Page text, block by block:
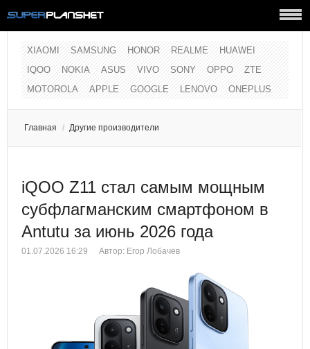
XIAOMI SAMSUNG HONOR REALME
HUAWEI
IQOO
NOKIA ASUS VIVO SONY OPPO
ZTE
MOTOROLA
APPLE GOOGLE LENOVO ONEPLUS
Главная / Другие производители
iQOO Z11 стал самым мощным
субфлагманским смартфоном в
Antutu за июнь 2026 года
01.07.2026 16:29 Автор: Егор Лобачев